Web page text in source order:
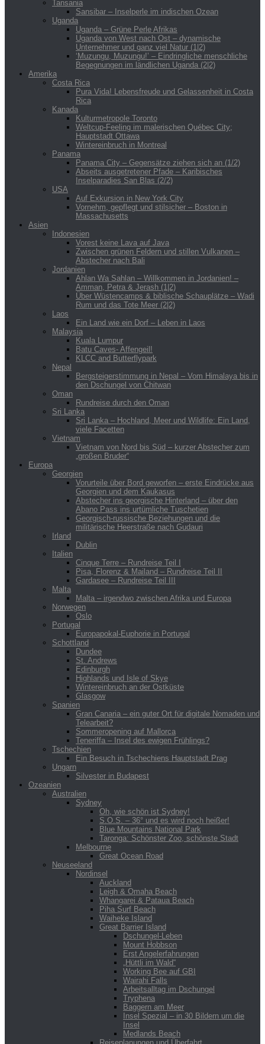
Tansania
Sansibar – Inselperle im indischen Ozean
Uganda
Uganda – Grüne Perle Afrikas
Uganda von West nach Ost – dynamische
Unternehmer und ganz viel Natur (1|2)
‘Muzungu, Muzungu!’ – Eindringliche menschliche
Begegnungen im ländlichen Uganda (2|2)
Amerika
Costa Rica
Pura Vida! Lebensfreude und Gelassenheit in Costa
Rica
Kanada
Kulturmetropole Toronto
Weltcup-Feeling im malerischen Québec City;
Hauptstadt Ottawa
Wintereinbruch in Montreal
Panama
Panama City – Gegensätze ziehen sich an (1/2)
Abseits ausgetretener Pfade – Karibisches
Inselparadies San Blas (2/2)
USA
Auf Exkursion in New York City
Vornehm, gepflegt und stilsicher – Boston in
Massachusetts
Asien
Indonesien
Vorest keine Lava auf Java
Zwischen grünen Feldern und stillen Vulkanen –
Abstecher nach Bali
Jordanien
Ahlan Wa Sahlan – Willkommen in Jordanien! –
Amman, Petra & Jerash (1|2)
Über Wüstencamps & biblische Schauplätze – Wadi
Rum und das Tote Meer (2|2)
Laos
Ein Land wie ein Dorf – Leben in Laos
Malaysia
Kuala Lumpur
Batu Caves- Affengeil!
KLCC and Butterflypark
Nepal
Bergsteigerstimmung in Nepal – Vom Himalaya bis in
den Dschungel von Chitwan
Oman
Rundreise durch den Oman
Sri Lanka
Sri Lanka – Hochland, Meer und Wildlife: Ein Land,
viele Facetten
Vietnam
Vietnam von Nord bis Süd – kurzer Abstecher zum
„großen Bruder“
Europa
Georgien
Vorurteile über Bord geworfen – erste Eindrücke aus
Georgien und dem Kaukasus
Abstecher ins georgische Hinterland – über den
Abano Pass ins urtümliche Tuschetien
Georgisch-russische Beziehungen und die
militärische Heerstraße nach Gudauri
Irland
Dublin
Italien
Cinque Terre – Rundreise Teil I
Pisa, Florenz & Mailand – Rundreise Teil II
Gardasee – Rundreise Teil III
Malta
Malta – irgendwo zwischen Afrika und Europa
Norwegen
Oslo
Portugal
Europapokal-Euphorie in Portugal
Schottland
Dundee
St. Andrews
Edinburgh
Highlands und Isle of Skye
Wintereinbruch an der Ostküste
Glasgow
Spanien
Gran Canaria – ein guter Ort für digitale Nomaden und
Telearbeit?
Sommeropening auf Mallorca
Teneriffa – Insel des ewigen Frühlings?
Tschechien
Ein Besuch in Tschechiens Hauptstadt Prag
Ungarn
Silvester in Budapest
Ozeanien
Australien
Sydney
Oh, wie schön ist Sydney!
S.O.S. – 36° und es wird noch heißer!
Blue Mountains National Park
Taronga: Schönster Zoo, schönste Stadt
Melbourne
Great Ocean Road
Neuseeland
Nordinsel
Auckland
Leigh & Omaha Beach
Whangarei & Pataua Beach
Piha Surf Beach
Waiheke Island
Great Barrier Island
Dschungel-Leben
Mount Hobbson
Erst Angelerfahrungen
„Hüttli im Wald“
Working Bee auf GBI
Wairahi Falls
Arbeitsalltag im Dschungel
Tryphena
Baggern am Meer
Insel Spezial – in 30 Bildern um die
Insel
Medlands Beach